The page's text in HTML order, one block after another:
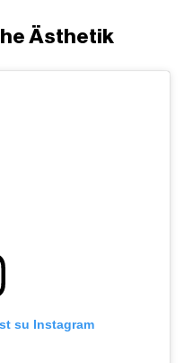
Ästhetik
su Instagram